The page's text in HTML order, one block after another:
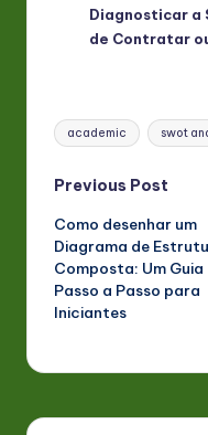
Diagnosticar a
de Contratar
Tags:
academic swot
Post
Previous Post
Como desenhar um
Diagrama de
Composta: Um Guia
Passo a Passo para
Iniciantes